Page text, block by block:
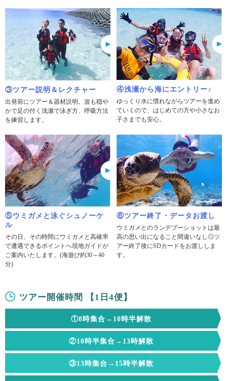
③ツアー説明＆レクチャー
出発前にツアー＆器材説明。波も穏や
かで足の付く浅瀬で泳ぎ方、呼吸方法
を練習します。
④浅瀬から海にエントリー♪
ゆっくり水に慣れながらツアーを進め
ていくので、はじめての方や小さなお
子さまでも安心。
⑤ウミガメと泳ぐシュノーケ
ル
その日、その時間にウミガメと高確率
で遭遇できるポイントへ現地ガイドが
ご案内いたします。(海遊び約30～40
分)
⑥ツアー終了・データお渡し
ウミガメとのランデブーショットは最
高の思い出になること間違いなし◎ツ
アー終了後にSDカードをお渡ししま
す。
ツアー開催時間 【1日4便】
①8時集合→10時半解散
②10時半集合→13時解散
③13時集合→15時半解散